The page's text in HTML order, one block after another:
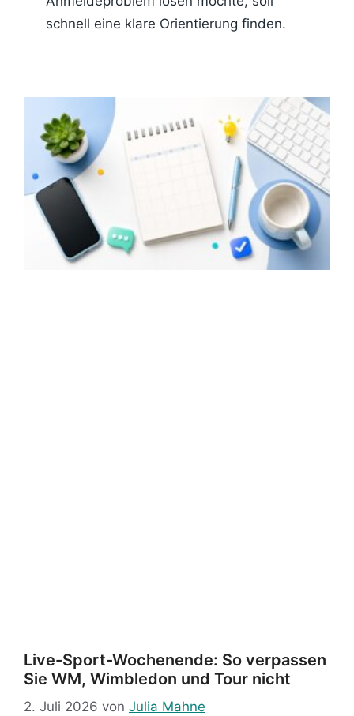
schnell eine klare Orientierung finden.
Live-Sport-Wochenende: So verpassen
Sie WM, Wimbledon und Tour nicht
2. Juli 2026 von Julia Mahne